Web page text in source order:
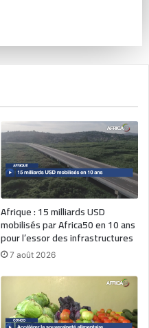
Afrique : 15 milliards USD
mobilisés par Africa50 en 10 ans
pour l’essor des infrastructures
7 août 2026